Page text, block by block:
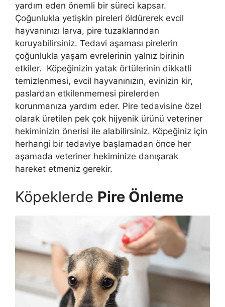
yardım eden önemli bir süreci kapsar.
Çoğunlukla yetişkin pireleri öldürerek evcil
hayvanınızı larva, pire tuzaklarından
koruyabilirsiniz. Tedavi aşaması pirelerin
çoğunlukla yaşam evrelerinin yalnız birinin
etkiler. Köpeğinizin yatak örtülerinin dikkatli
temizlenmesi, evcil hayvanınızın, evinizin kir,
paslardan etkilenmemesi pirelerden
korunmanıza yardım eder. Pire tedavisine özel
olarak üretilen pek çok hijyenik ürünü veteriner
hekiminizin önerisi ile alabilirsiniz. Köpeğiniz için
herhangi bir tedaviye başlamadan önce her
aşamada veteriner hekiminize danışarak
hareket etmeniz gerekir.
Köpeklerde Pire Önleme